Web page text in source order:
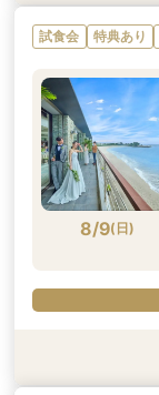
8/8(土)
8/8(土)
8/8(土)
試食会 特典あり
8/9( 日)